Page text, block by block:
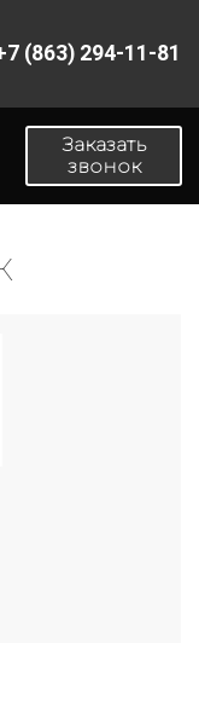
(863) 294-11-81
Заказать
звонок